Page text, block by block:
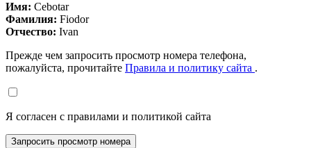
Имя: Cebotar
Фамилия: Fiodor
Отчество: Ivan
Прежде чем запросить просмотр номера телефона,
пожалуйста, прочитайте Правила и политику сайта .
Я согласен с правилами и политикой сайта
Запросить просмотр номера